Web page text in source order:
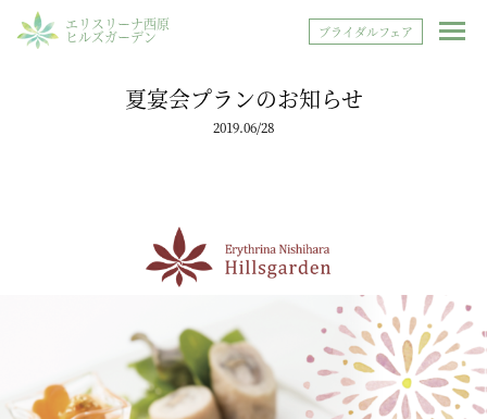
エリスリーナ西原
ヒルズガーデン ブライダルフェア
夏宴会プランのお知らせ
2019.06/28